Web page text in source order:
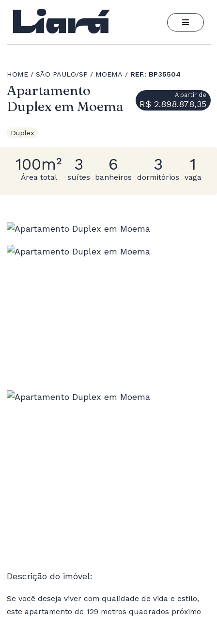
HOME SÃO PAULO/SP MOEMA REF.: BP35504
Apartamento
Duplex em Moema
A partir de
R$ 2.898.878,35
Duplex
100m²
Área total
3
suítes
6
banheiros
3
dormitórios
1
vaga
Descrição do imóvel:
Se você deseja viver com qualidade de vida e estilo,
este apartamento de 129 metros quadrados próximo